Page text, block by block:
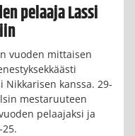
pelaaja Lassi
vuoden mittaisen
Nikkarisen kanssa. 29-
mestaruuteen
pelaajaksi ja